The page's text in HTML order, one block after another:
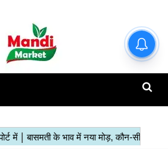
हाजिर मंडियों के ताजा रेट | देखें इस
रिपोर्ट में